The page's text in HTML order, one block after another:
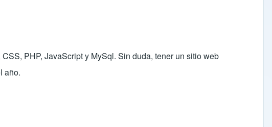
PHP, JavaScript y MySql. Sin duda, tener un sitio web
año.